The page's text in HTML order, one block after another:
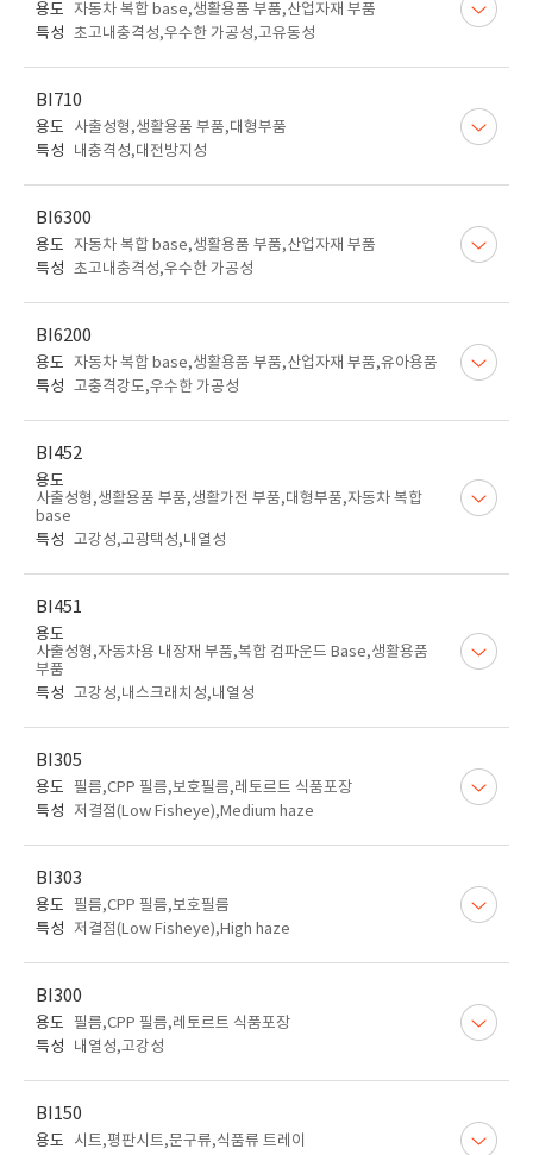
용도
자동차 복합 base,생활용품 부품,산업자재 부품
특성 초고내충격성,우수한 가공성,고유동성
BI710
용도
사출성형,생활용품 부품,대형부품
특성
내충격성,대전방지성
BI6300
용도
자동차 복합 base,생활용품 부품,산업자재 부품
특성 초고내충격성,우수한 가공성
BI6200
용도
자동차 복합 base,생활용품 부품,산업자재 부품,유아용품
특성 고충격강도,우수한 가공성
BI452
용도
사출성형,생활용품 부품,생활가전 부품,대형부품,자동차 복합
base
특성 고강성,고광택성,내열성
BI451
용도
사출성형,자동차용 내장재 부품,복합 컴파운드 Base,생활용품
부품
특성 고강성,내스크래치성,내열성
BI305
용도 필름,CPP 필름,보호필름,레토르트 식품포장
특성
저결점(Low Fisheye),Medium haze
BI303
용도 필름,CPP 필름,보호필름
특성
저결점(Low Fisheye),High haze
BI300
용도 필름,CPP 필름,레토르트 식품포장
특성
내열성,고강성
BI150
용도
시트,평판시트,문구류,식품류 트레이